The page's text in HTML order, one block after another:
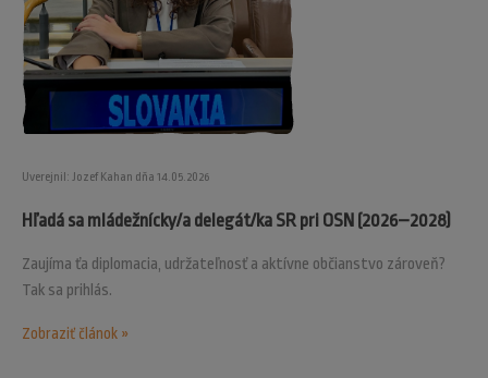
Uverejnil: Jozef Kahan dňa 14.05.2026
Hľadá sa mládežnícky/a delegát/ka SR pri OSN (2026–2028)
Zaujíma ťa diplomacia, udržateľnosť a aktívne občianstvo zároveň?
Tak sa prihlás.
Zobraziť článok »